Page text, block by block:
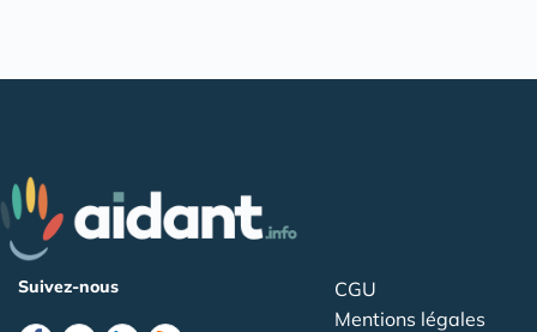
Suivez-nous
CGU
Mentions légales